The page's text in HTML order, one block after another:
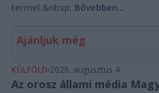
termel.&nbsp; Bővebben...
Ajánljuk még
KÜLFÖLD 2026. augusztus 4.
Az orosz állami média